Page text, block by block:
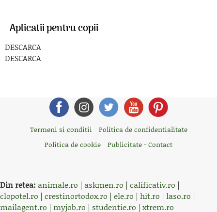
Aplicatii pentru copii
DESCARCA
DESCARCA
Termeni si conditii
Politica de confidentialitate
Politica de cookie
Publicitate - Contact
Din retea: animale.ro | askmen.ro | calificativ.ro |
clopotel.ro | crestinortodox.ro | ele.ro | hit.ro | laso.ro |
mailagent.ro | myjob.ro | studentie.ro | xtrem.ro